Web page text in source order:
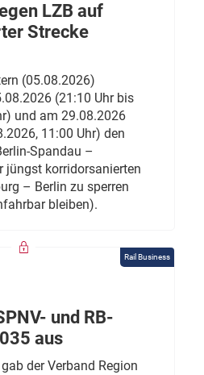
LZB auf
Strecke
(05.08.2026)
(21:10 Uhr bis
und am 29.08.2026
11:00 Uhr) den
Spandau –
jüngst korridorsanierten
– Berlin zu sperren
bleiben).
Rail Business
und RB-
aus
der Verband Region